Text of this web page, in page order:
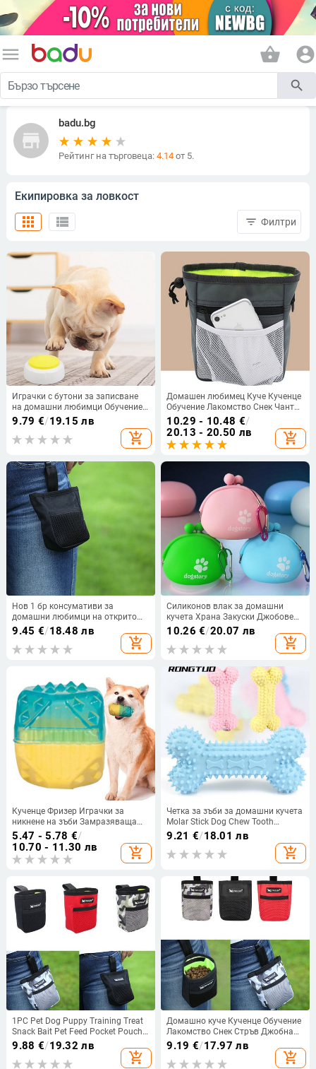
menu shopping_basket account_circle
search
store
badu.bg
Рейтинг на търговеца: 4.14от 5.
Екипировка за ловкост
view_list
apps filter_list Филтри
Играчки с бутони за записване
на домашни любимци Обучение
на кучета Зумер Запис
Възпроизвеждане на вашето
собствено съобщение Научете
кучето си да говори Играчки за
запис на обучение на домашни
любимци
9.79 €/19.15 лв
add_shopping_cart
Домашен любимец Куче Кученце
Обучение Лакомство Снек Чанта
Стръв Куче Послушание Agility
Външна торбичка Чанта за храна
Кучета Чантичка Мода
10.29 - 10.48 €/
20.13 - 20.50 лв
add_shopping_cart
Нов 1 бр консумативи за
домашни любимци на открито
Мини преносим комплект за
обучение за обучение Чанта за
закуски за кучета
9.45 €/18.48 лв
add_shopping_cart
Силиконов влак за домашни
кучета Храна Закуски Джобове
Чанта Разходка Обучение на
кучета Съхранение на храна
Талия Домашни любимци
чанта за лакомства за кучета
10.26 €/20.07 лв
add_shopping_cart
Кученце Фризер Играчки за
никнене на зъби Замразяваща
играчка за дъвчене за кучета
Котки Фризер за никнене на зъби
за кучета Играчка за охлаждане
на кучета Неразрушими играчки
5.47 - 5.78 €/
10.70 - 11.30 лв
add_shopping_cart
Четка за зъби за домашни кучета
Molar Stick Dog Chew Tooth
Cleaner Brushing Stick Natural
Rubber Doggy Dog Chew Toys Dog
Supplies
9.21 €/18.01 лв
add_shopping_cart
1PC Pet Dog Puppy Training Treat
Snack Bait Pet Feed Pocket Pouch
Obedience Agility Pouch Food Bag
Pocket Snack Reward Чанта за
кръста
9.88 €/19.32 лв
add_shopping_cart
Домашно куче Кученце Обучение
Лакомство Снек Стръв Джобна
торбичка за храна за домашни
любимци Послушание Agility
Торбичка Чанта за храна Джобна
9.19 €/17.97 лв
add_shopping_cart